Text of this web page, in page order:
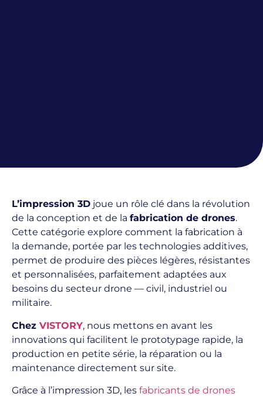
L’impression 3D joue un rôle clé dans la révolution
de la conception et de la fabrication de drones.
Cette catégorie explore comment la fabrication à
la demande, portée par les technologies additives,
permet de produire des pièces légères, résistantes
et personnalisées, parfaitement adaptées aux
besoins du secteur drone — civil, industriel ou
militaire.
Chez VISTORY, nous mettons en avant les
innovations qui facilitent le prototypage rapide, la
production en petite série, la réparation ou la
maintenance directement sur site.
Grâce à l’impression 3D, les fabricants de drones